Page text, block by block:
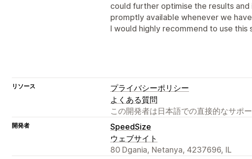
could further optimise the results
promptly available whenever we
I would highly recommend to use this
リソース
プライバシーポリシー
よくある質問
この開発者は日本語での直接的なサポ
開発者
SpeedSize
ウェブサイト
80 Dgania, Netanya, 4237696, IL